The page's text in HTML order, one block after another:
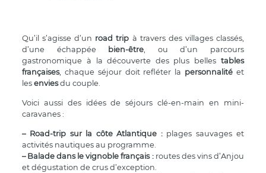
Qu’il s’agisse d’un road trip à travers des villages classés,
d’une échappée
bien-être , ou d’un parcours
gastronomique à la découverte des plus belles tables
françaises, chaque séjour doit refléter la personnalitéet
lesenviesdu couple.
Voici aussi des idées de séjours clé-en-main en mini-
caravanes :
– Road-trip sur la côte Atlantique :plages sauvages et
activités nautiques au programme.
– Balade dans le vignoble français :routes des vins d’Anjou
et dégustation de crus d’exception.